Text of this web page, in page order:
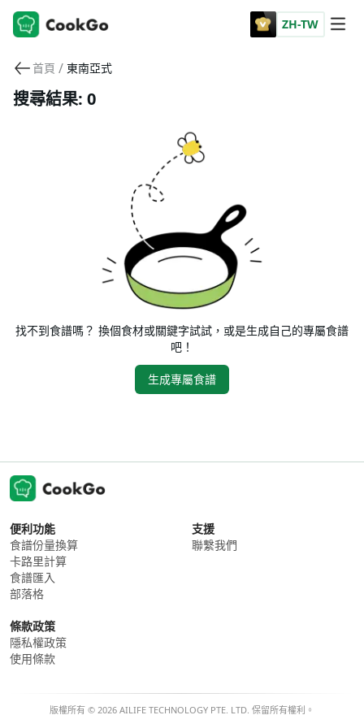
ZH-TW
首頁 / 東南亞式
搜尋結果: 0
找不到食譜嗎？ 換個食材或關鍵字試試，或是生成自己的專屬食譜
吧！
生成專屬食譜
便利功能
食譜份量換算
卡路里計算
食譜匯入
部落格
支援
聯繫我們
條款政策
隱私權政策
使用條款
版權所有 © 2026 AILIFE TECHNOLOGY PTE. LTD. 保留所有權利。